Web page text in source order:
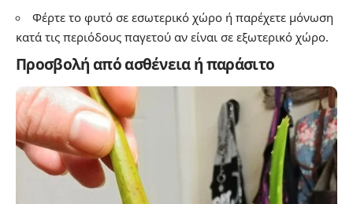
Φέρτε το φυτό σε εσωτερικό χώρο ή παρέχετε μόνωση
κατά τις περιόδους παγετού αν είναι σε εξωτερικό χώρο.
Προσβολή από ασθένεια ή παράσιτο